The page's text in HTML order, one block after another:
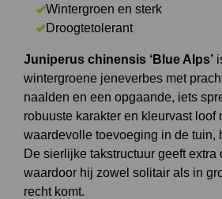
Wintergroen en sterk
Droogtetolerant
Juniperus chinensis ‘Blue Alps’
wintergroene jeneverbes met
naalden en een opgaande, iets
robuuste karakter en kleurvast loof
waardevolle toevoeging in de tuin,
De sierlijke takstructuur geeft extra
waardoor hij zowel solitair als in
recht komt.